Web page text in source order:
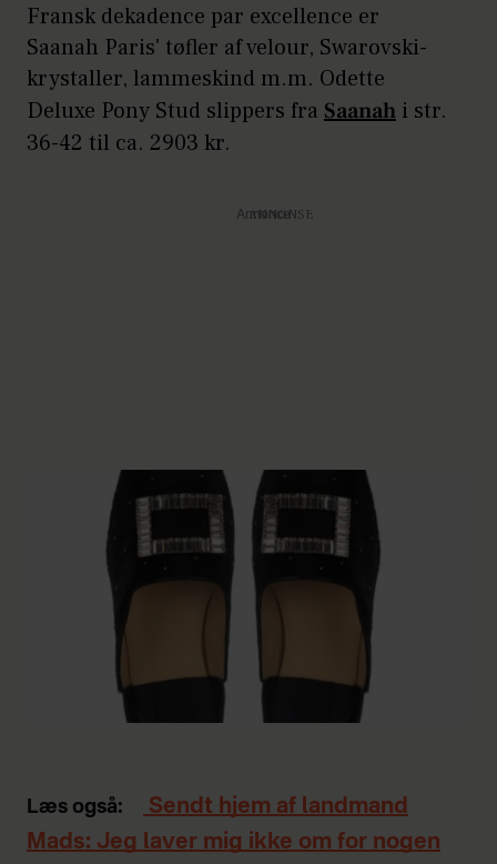
Fransk dekadence par excellence er
Saanah Paris' tøfler af velour, Swarovski-
krystaller, lammeskind m.m. Odette
Deluxe Pony Stud slippers fra Saanah i str.
36-42 til ca. 2903 kr.
Annonce
Læs også:
Sendt hjem af landmand
Mads: Jeg laver mig ikke om for nogen